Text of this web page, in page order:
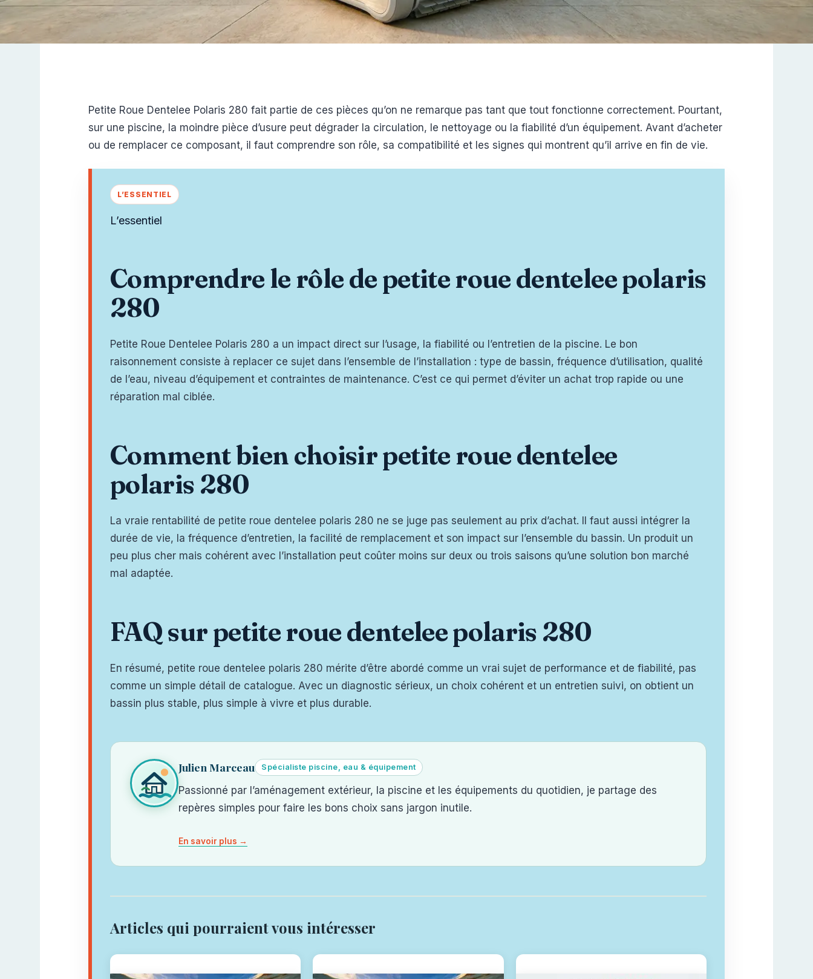
Petite Roue Dentelee Polaris 280 fait partie de ces pièces qu’on ne remarque pas tant que tout fonctionne correctement. Pourtant,
sur une piscine, la moindre pièce d’usure peut dégrader la circulation, le nettoyage ou la fiabilité d’un équipement. Avant d’acheter
ou de remplacer ce composant, il faut comprendre son rôle, sa compatibilité et les signes qui montrent qu’il arrive en fin de vie.
L’essentiel
Comprendre le rôle de petite roue dentelee polaris
280
Petite Roue Dentelee Polaris 280 a un impact direct sur l’usage, la fiabilité ou l’entretien de la piscine. Le bon
raisonnement consiste à replacer ce sujet dans l’ensemble de l’installation : type de bassin, fréquence d’utilisation, qualité
de l’eau, niveau d’équipement et contraintes de maintenance. C’est ce qui permet d’éviter un achat trop rapide ou une
réparation mal ciblée.
Comment bien choisir petite roue dentelee
polaris 280
La vraie rentabilité de petite roue dentelee polaris 280 ne se juge pas seulement au prix d’achat. Il faut aussi intégrer la
durée de vie, la fréquence d’entretien, la facilité de remplacement et son impact sur l’ensemble du bassin. Un produit un
peu plus cher mais cohérent avec l’installation peut coûter moins sur deux ou trois saisons qu’une solution bon marché
mal adaptée.
FAQ sur petite roue dentelee polaris 280
En résumé, petite roue dentelee polaris 280 mérite d’être abordé comme un vrai sujet de performance et de fiabilité, pas
comme un simple détail de catalogue. Avec un diagnostic sérieux, un choix cohérent et un entretien suivi, on obtient un
bassin plus stable, plus simple à vivre et plus durable.
Julien Marceau Spécialiste piscine, eau & équipement
Passionné par l’aménagement extérieur, la piscine et les équipements du quotidien, je partage des
repères simples pour faire les bons choix sans jargon inutile.
En savoir plus →
Articles qui pourraient vous intéresser